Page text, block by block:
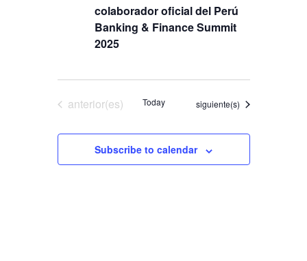
colaborador oficial del Perú
Banking & Finance Summit
2025
Eventos
anterior(es) Today Eventos
siguiente(s)
Subscribe to calendar